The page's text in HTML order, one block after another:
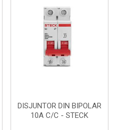
DISJUNTOR DIN BIPOLAR
10A C/C - STECK